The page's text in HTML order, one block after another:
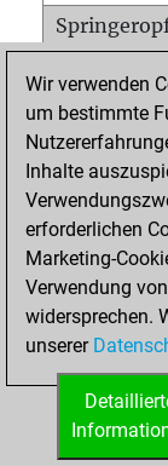
Matt auf
Bauer
Erstickte
Türme auf
STARTSEITE
Wir verwenden
um bestimmte
Inhalte
erforderlichen
Marketing-
Verwendung
widersprechen.
unserer